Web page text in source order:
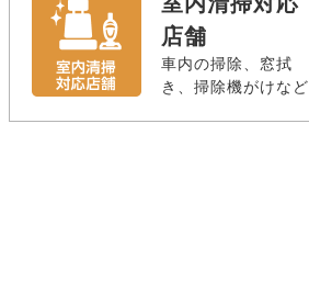
店舗
車内の掃除、窓拭
き、掃除機がけなど